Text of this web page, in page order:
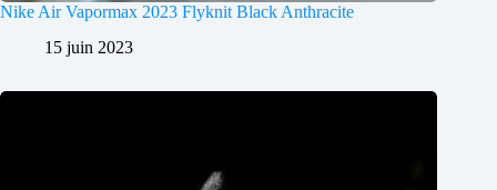
Nike Air Vapormax 2023 Flyknit Black Anthracite
15 juin 2023